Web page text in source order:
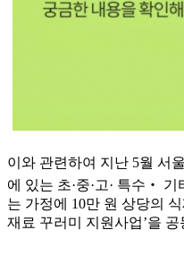
이와 관련하여 지난 5월 서
에 있는 초·중·고· 특수‧
는 가정에 10만 원 상당의
재료 꾸러미 지원사업’을